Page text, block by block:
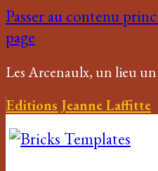
Passer au contenu
page
Les Arcenaulx, un lieu
Editions Jeanne Laffitte